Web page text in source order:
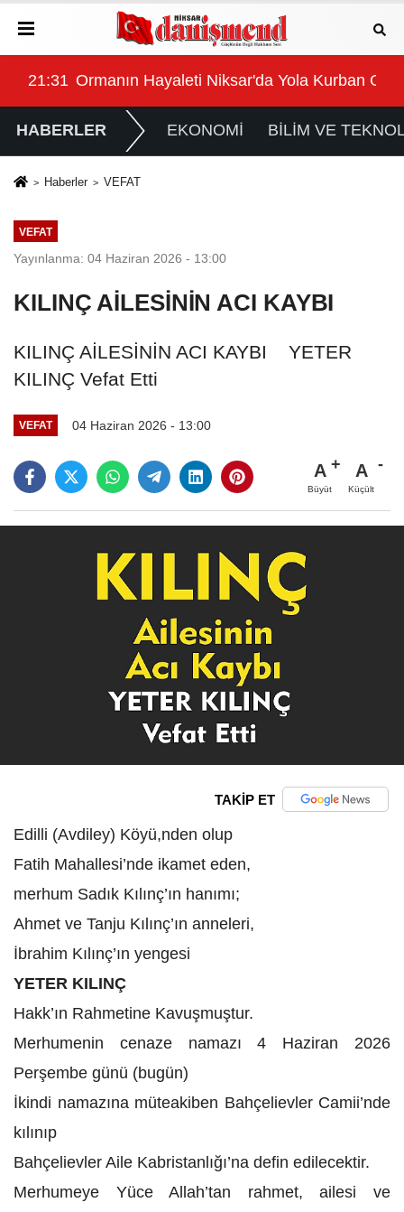
Gitti
21:31 Ormanın Hayaleti Niksar'da Yola Kurban Gitti
HABERLER EKONOMİ BİLİM VE
Haberler VEFAT
VEFAT
Yayınlanma: 04 Haziran 2026 - 13:00
KILINÇ AİLESİNİN ACI KAYBI
KILINÇ AİLESİNİN ACI KAYBI YETER
KILINÇ Vefat Etti
VEFAT 04 Haziran 2026 - 13:00
A
Büyüt
A
Küçült
TAKİP ET
Edilli (Avdiley) Köyü,nden olup
Fatih Mahallesi’nde ikamet eden,
merhum Sadık Kılınç’ın hanımı;
Ahmet ve Tanju Kılınç’ın anneleri,
İbrahim Kılınç’ın yengesi
YETER KILINÇ
Hakk’ın Rahmetine Kavuşmuştur.
Merhumenin cenaze namazı 4 Haziran 2026
Perşembe günü (bugün)
İkindi namazına müteakiben Bahçelievler Camii’nde
kılınıp
Bahçelievler Aile Kabristanlığı’na defin edilecektir.
Merhumeye Yüce Allah’tan rahmet, ailesi ve